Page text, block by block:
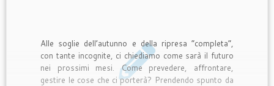
Alle soglie dell’autunno e della ripresa “completa”,
con tante incognite, ci chiediamo come sarà il futuro
nei prossimi mesi. Come prevedere, affrontare,
gestire le cose che ci porterà? Prendendo spunto da